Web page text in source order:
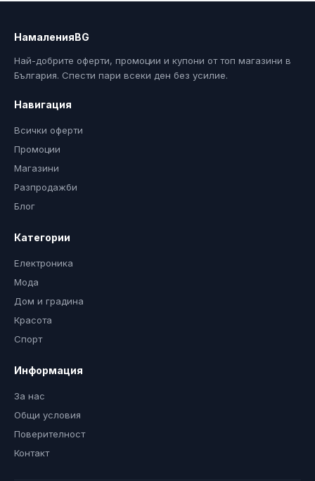
НамаленияBG
Най-добрите оферти, промоции и купони от топ магазини в
България. Спести пари всеки ден без усилие.
Навигация
Всички оферти
Промоции
Магазини
Разпродажби
Блог
Категории
Електроника
Мода
Дом и градина
Красота
Спорт
Информация
За нас
Общи условия
Поверителност
Контакт